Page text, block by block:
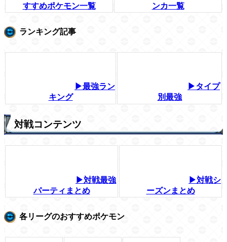
すすめポケモン一覧
ンカ一覧
ランキング記事
▶最強ラン
キング
▶タイプ
別最強
対戦コンテンツ
▶対戦最強
パーティまとめ
▶対戦シ
ーズンまとめ
各リーグのおすすめポケモン